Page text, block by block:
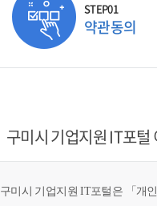
STEP01
약관동의
구미시 기업지원 IT포털
구미시 기업지원 IT포털은 「개